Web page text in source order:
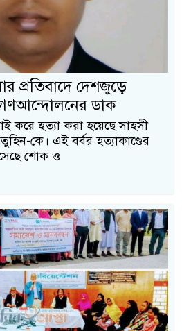
প্রতিবাদে দেশজুড়ে
গণআন্দোলনের ডাক
করে হত্যা করা হয়েছে সাহসী
কে। এই বর্বর হত্যাকাণ্ডের
শোক ও